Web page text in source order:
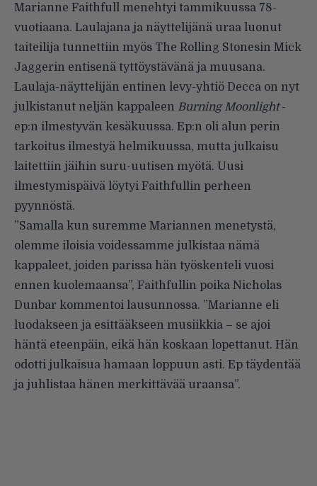
Marianne Faithfull menehtyi tammikuussa 78-
vuotiaana. Laulajana ja näyttelijänä uraa luonut
taiteilija tunnettiin myös The Rolling Stonesin Mick
Jaggerin entisenä tyttöystävänä ja muusana.
Laulaja-näyttelijän entinen levy-yhtiö Decca on nyt
julkistanut neljän kappaleen Burning Moonlight-
ep:n ilmestyvän kesäkuussa. Ep:n oli alun perin
tarkoitus ilmestyä helmikuussa, mutta julkaisu
laitettiin jäihin suru-uutisen myötä. Uusi
ilmestymispäivä löytyi Faithfullin perheen
pyynnöstä.
”Samalla kun suremme Mariannen menetystä,
olemme iloisia voidessamme julkistaa nämä
kappaleet, joiden parissa hän työskenteli vuosi
ennen kuolemaansa”, Faithfullin poika Nicholas
Dunbar kommentoi lausunnossa. ”Marianne eli
luodakseen ja esittääkseen musiikkia – se ajoi
häntä eteenpäin, eikä hän koskaan lopettanut. Hän
odotti julkaisua hamaan loppuun asti. Ep täydentää
ja juhlistaa hänen merkittävää uraansa”.